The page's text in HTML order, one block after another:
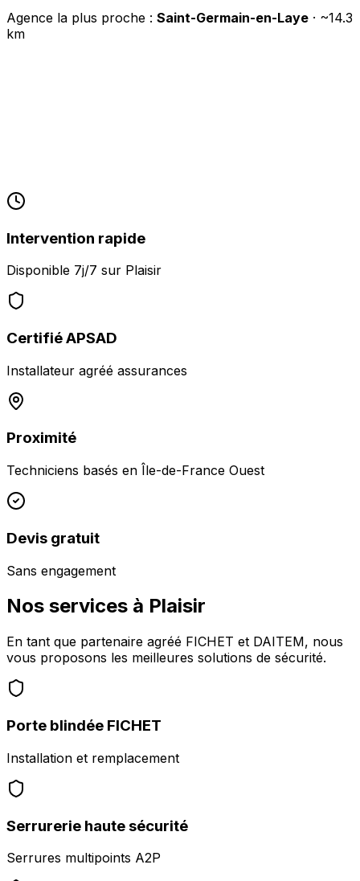
Agence la plus proche : Saint-Germain-en-Laye · ~14.3
km
Intervention rapide
Disponible 7j/7 sur Plaisir
Certifié APSAD
Installateur agréé assurances
Proximité
Techniciens basés en Île-de-France Ouest
Devis gratuit
Sans engagement
Nos services à Plaisir
En tant que partenaire agréé FICHET et DAITEM, nous
vous proposons les meilleures solutions de sécurité.
Porte blindée FICHET
Installation et remplacement
Serrurerie haute sécurité
Serrures multipoints A2P